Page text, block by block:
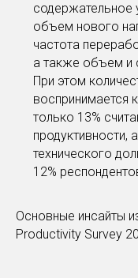
содержательное
объем нового
частота
а также объем и
При этом
воспринимается
только 13%
продуктивности,
технического
12%
Основные инсайты
Productivity Survey